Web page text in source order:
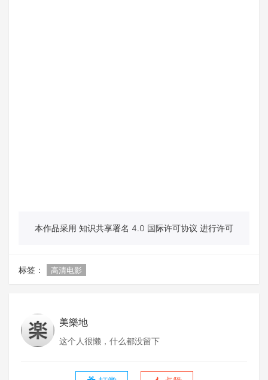
本作品采用 知识共享署名 4.0 国际许可协议 进行许可
标签： 高清电影
美樂地
这个人很懒，什么都没留下